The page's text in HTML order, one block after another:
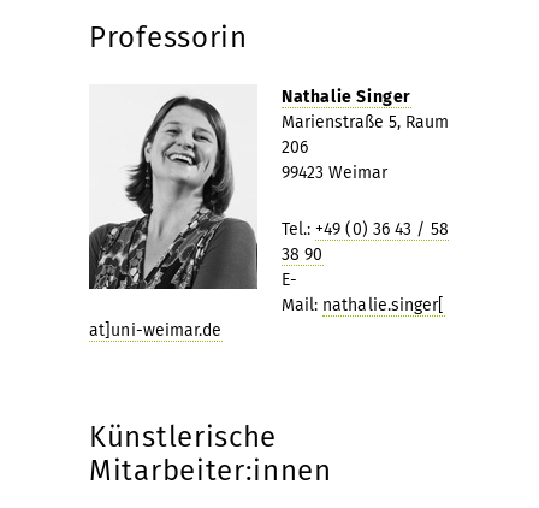
Professorin
Nathalie Singer
Marienstraße 5, Raum
206
99423 Weimar
Tel.: +49 (0) 36 43 / 58
38 90
E-
Mail: nathalie.singer[
at]uni-weimar.de
Künstlerische
Mitarbeiter:innen